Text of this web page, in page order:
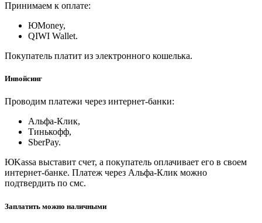
Принимаем к оплате:
ЮMoney,
QIWI Wallet.
Покупатель платит из электронного кошелька.
Инвойсинг
Проводим платежи через интернет-банки:
Альфа-Клик,
Тинькофф,
SberPay.
ЮKassa выставит счет, а покупатель оплачивает его в своем
интернет-банке. Платеж через Альфа-Клик можно
подтвердить по смс.
Заплатить можно наличными